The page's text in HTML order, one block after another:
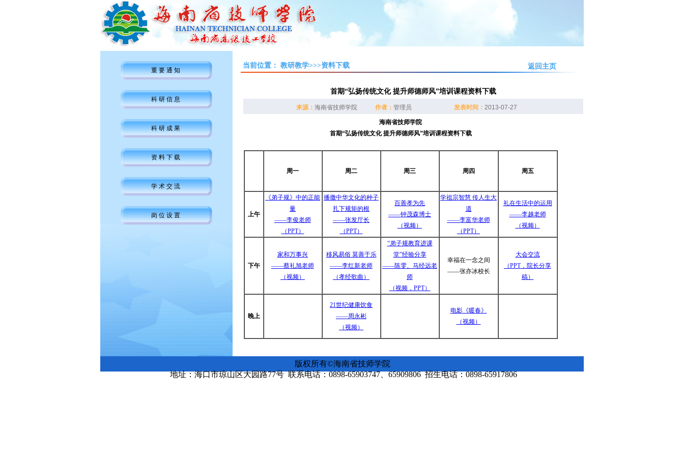
重要通知
科研信息
科研成果
资料下载
学术交流
岗位设置
当前位置： 教研教学>>>资料下载 返回主页
首期“弘扬传统文化 提升师德师风”培训课程资料下载
来源： 海南省技师学院 作者： 管理员 发表时间： 2013-07-27
海南省技师学院
首期“弘扬传统文化提升师德师风”培训课程资料下载
周一 周二 周三 周四 周五
上午
《弟子规》中的正能
量
——李俊老师
（PPT）
播撒中华文化的种子
扎下规矩的根
——张发厅长
（PPT）
百善孝为先
——钟茂森博士
（视频）
学祖宗智慧 传人生大
道
——李富华老师
（PPT）
礼在生活中的运用
——李越老师
（视频）
下午
家和万事兴
——蔡礼旭老师
（视频）
移风易俗 莫善于乐
——李红新老师
（孝经歌曲）
“弟子规教育进课
堂”经验分享
——陈雯、马经远老
师
（视频，PPT）
幸福在一念之间
——张亦冰校长
大会交流
（PPT，院长分享
稿）
晚上
21世纪健康饮食
——周永彬
（视频）
电影《暖春》
（视频）
版权所有©海南省技师学院
地址：海口市琼山区大园路77号 联系电话：0898-65903747、65909806 招生电话：0898-65917806